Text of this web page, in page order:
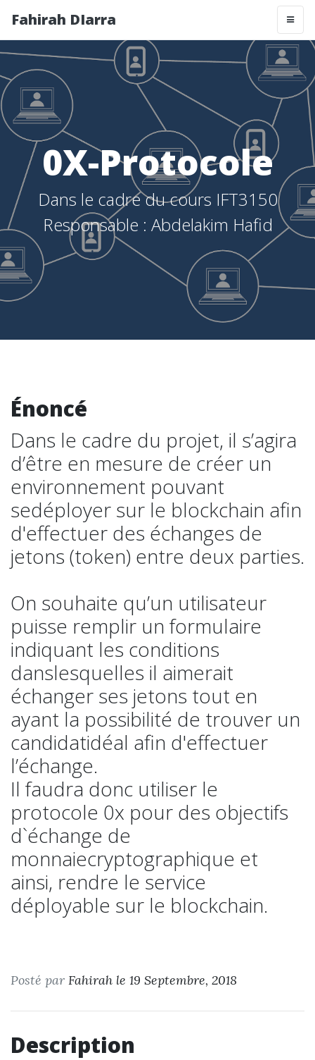
Fahirah DIarra
0X-Protocole
Dans le cadre du cours IFT3150
Responsable : Abdelakim Hafid
Énoncé
Dans le cadre du projet, il s’agira
d’être en mesure de créer un
environnement pouvant
sedéployer sur le blockchain afin
d'effectuer des échanges de
jetons (token) entre deux parties.
On souhaite qu’un utilisateur
puisse remplir un formulaire
indiquant les conditions
danslesquelles il aimerait
échanger ses jetons tout en
ayant la possibilité de trouver un
candidatidéal afin d'effectuer
l’échange.
Il faudra donc utiliser le
protocole 0x pour des objectifs
d`échange de
monnaiecryptographique et
ainsi, rendre le service
déployable sur le blockchain.
Posté par Fahirah le 19 Septembre, 2018
Description